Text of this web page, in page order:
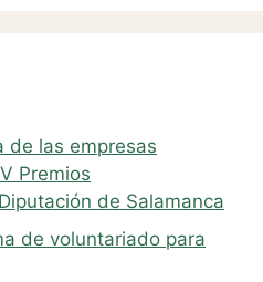
de las empresas
Premios
de Salamanca
de voluntariado para